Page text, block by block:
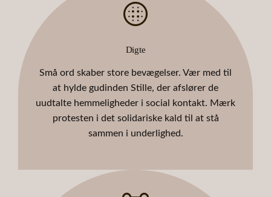
Digte
Små ord skaber store bevægelser. Vær med til
at hylde gudinden Stille, der afslører de
uudtalte hemmeligheder i social kontakt. Mærk
protesten i det solidariske kald til at stå
sammen i underlighed.